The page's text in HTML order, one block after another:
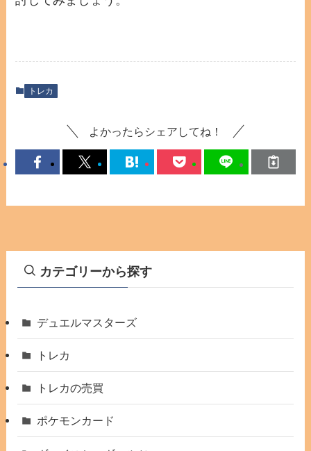
トレカ
よかったらシェアしてね！
カテゴリーから探す
デュエルマスターズ
トレカ
トレカの売買
ポケモンカード